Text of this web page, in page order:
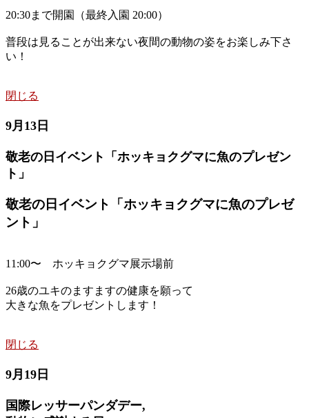
20:30まで開園（最終入園 20:00）
普段は見ることが出来ない夜間の動物の姿をお楽しみ下さ
い！
閉じる
9月13日
敬老の日イベント「ホッキョクグマに魚のプレゼン
ト」
敬老の日イベント「ホッキョクグマに魚のプレゼ
ント」
11:00〜 ホッキョクグマ展示場前
26歳のユキのますますの健康を願って
大きな魚をプレゼントします！
閉じる
9月19日
国際レッサーパンダデー,